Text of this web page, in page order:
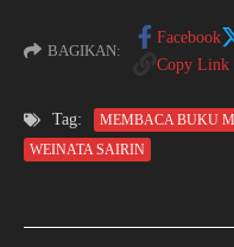
BAGIKAN:
Facebook
Copy Link
Tag:
MEMBACA BUKU
WEINATA SAIRIN